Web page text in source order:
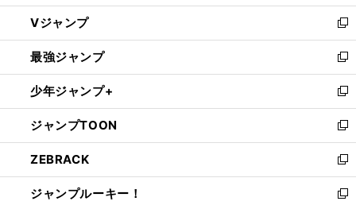
ウ
ィ
ン
ド
ウ
で
開
く
し
い
ウ
ィ
ン
ド
ウ
で
開
く
Vジャンプ
新
し
い
ウ
ィ
ン
ド
ウ
で
開
く
最強ジャンプ
新
し
い
ウ
ィ
ン
ド
ウ
で
少年ジャンプ+
新
し
い
ウ
ィ
ン
ド
ジャンプTOON
新
し
い
ウ
ィ
ZEBRACK
新
し
い
ジャンプルーキー！
新